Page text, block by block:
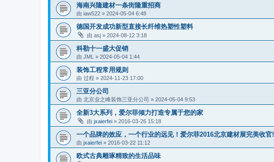
海南兴隆建材一条街隆重招商
由 iaw522 » 2024-05-04 6:48
德国开发成功新型直接长纤维热塑性塑料
由 asj » 2024-08-12 3:18
科勒十一盛大促销
由 JML » 2024-05-04 1:44
装饰工程常用规则
由 过程 » 2024-11-23 17:00
三亚分公司
由 北京业之峰装饰三亚分公司 » 2024-05-04 9:53
全新3大系列，爱尔菲倾力打造专属于您的家
由 jxaierfei » 2016-03-26 15:18
一个品牌的效应，一个行业的远见！爱尔菲2016北京建材展完美收官!
由 jxaierfei » 2016-03-22 11:12
欧式古典雕琢精致的生活品味